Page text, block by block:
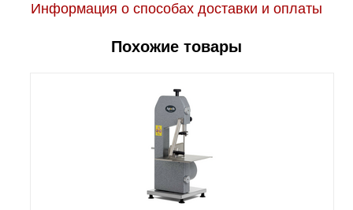
Информация о способах доставки и оплаты
Похожие товары